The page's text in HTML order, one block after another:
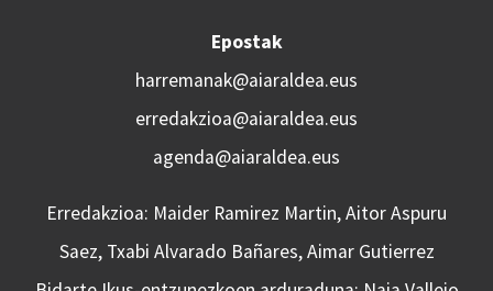
Epostak
harremanak@aiaraldea.eus
erredakzioa@aiaraldea.eus
agenda@aiaraldea.eus
Erredakzioa: Maider Ramirez Martin, Aitor Aspuru
Saez, Txabi Alvarado Bañares, Aimar Gutierrez